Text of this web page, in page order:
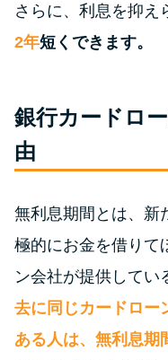
ブラ
は
ア
る
ア
の？
プ
説
さらに、利息を抑え
2年短くできます。
銀行カードロ
由
無利息期間とは、新
極的にお金を借りて
ン会社が提供してい
去に同じカードロー
ある人は、無利息期